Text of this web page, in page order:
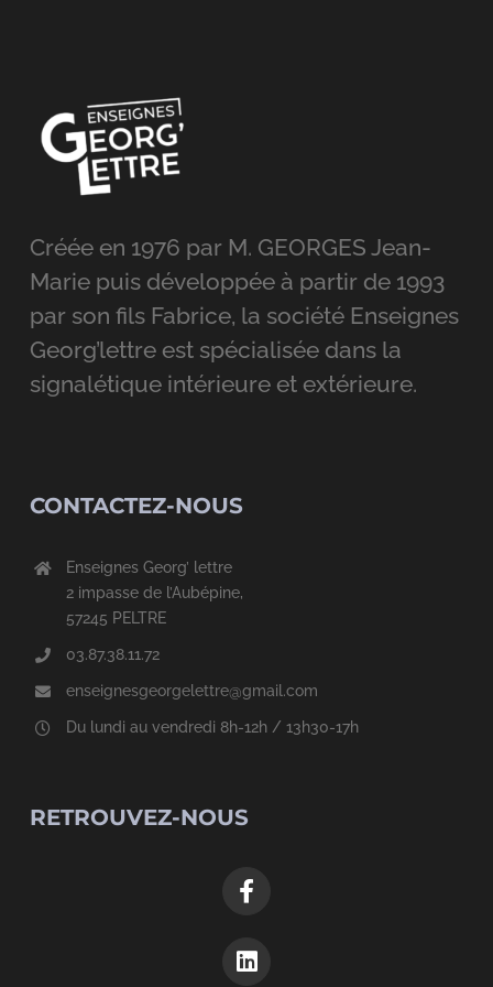
Créée en 1976 par M. GEORGES Jean-
Marie puis développée à partir de 1993
par son fils Fabrice, la société Enseignes
Georg’lettre est spécialisée dans la
signalétique intérieure et extérieure.
CONTACTEZ-NOUS
Enseignes Georg’ lettre
2 impasse de l’Aubépine,
57245 PELTRE
03.87.38.11.72
enseignesgeorgelettre@gmail.com
Du lundi au vendredi 8h-12h / 13h30-17h
RETROUVEZ-NOUS